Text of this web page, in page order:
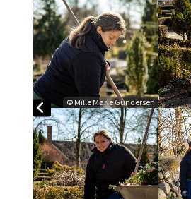
© Mille Marie Gundersen